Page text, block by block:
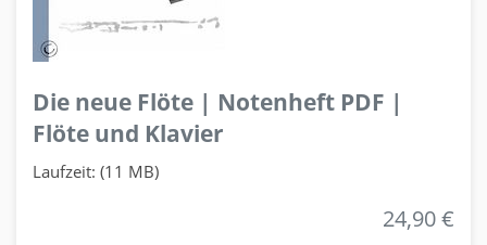
Die neue Flöte | Notenheft PDF |
Flöte und Klavier
Laufzeit: (11 MB)
24,90 €